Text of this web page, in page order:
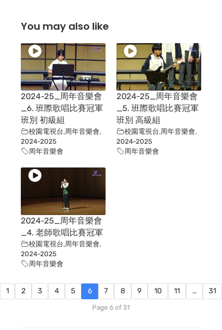
You may also like
2024-25_周年音樂會
_6. 班際歌唱比賽冠軍
班別 初級組
校園電視台,周年音樂會,
2024-2025
周年音樂會
2024-25_周年音樂會
_5. 班際歌唱比賽冠軍
班別 高級組
校園電視台,周年音樂會,
2024-2025
周年音樂會
2024-25_周年音樂會
_4. 老師歌唱比賽冠軍
校園電視台,周年音樂會,
2024-2025
周年音樂會
1 2 3 4 5 6 7 8 9 10 11 … 31
Page 6 of 31